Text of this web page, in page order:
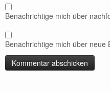
Benachrichtige mich über
Benachrichtige mich über neue